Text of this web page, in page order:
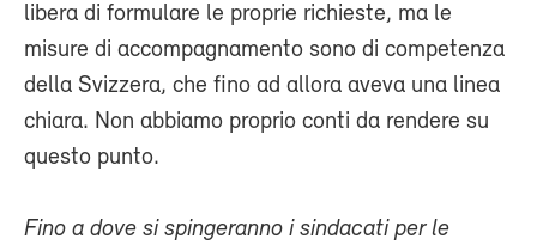
libera di formulare le proprie richieste, ma le
misure di accompagnamento sono di competenza
della Svizzera, che fino ad allora aveva una linea
chiara. Non abbiamo proprio conti da rendere su
questo punto.
Fino a dove si spingeranno i sindacati per le